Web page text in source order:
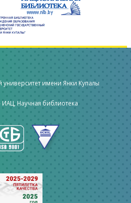
ИАЦ, Научная библиотека